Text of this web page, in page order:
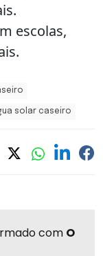
escolas,
solar caseiro
com O